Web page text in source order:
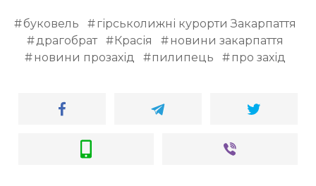
буковель
гірськолижні курорти Закарпаття
драгобрат
Красія
новини закарпаття
новини прозахід
пилипець про захід